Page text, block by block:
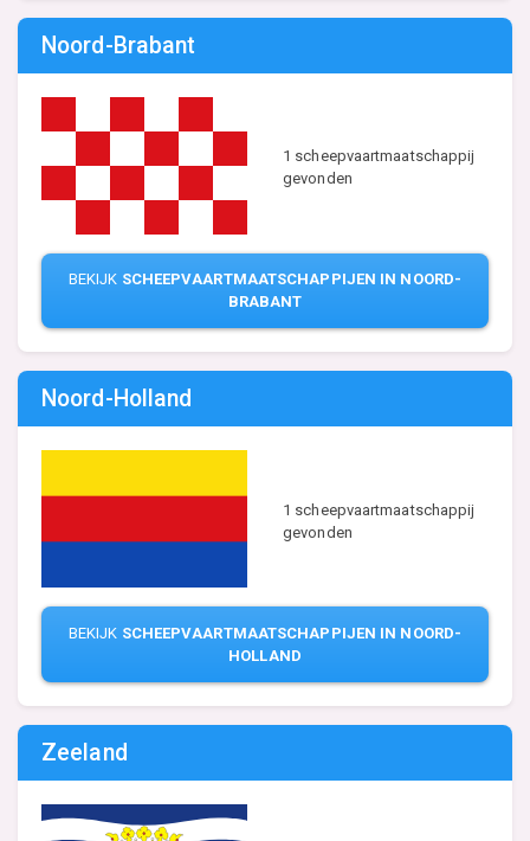
Noord-Brabant
1 scheepvaartmaatschappij
gevonden
BEKIJK SCHEEPVAARTMAATSCHAPPIJEN IN NOORD-
BRABANT
Noord-Holland
1 scheepvaartmaatschappij
gevonden
BEKIJK SCHEEPVAARTMAATSCHAPPIJEN IN NOORD-
HOLLAND
Zeeland